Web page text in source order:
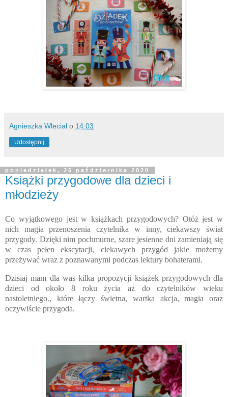
Agnieszka Wleciał o 14:03
Udostępnij
poniedziałek, 26 października 2020
Książki przygodowe dla dzieci i
młodzieży
Co wyjątkowego jest w książkach przygodowych? Otóż jest w
nich magia przenoszenia czytelnika w inny, ciekawszy świat
przygody. Dzięki nim pochmurne, szare jesienne dni zamieniają się
w czas pełen ekscytacji, ciekawych przygód jakie możemy
przeżywać wraz z poznawanymi podczas lektury bohaterami.
Dzisiaj mam dla was kilka propozycji książek przygodowych dla
dzieci od około 8 roku życia aż do czytelników wieku
nastoletniego., które łączy świetna, wartka akcja, magia oraz
oczywiście przygoda.